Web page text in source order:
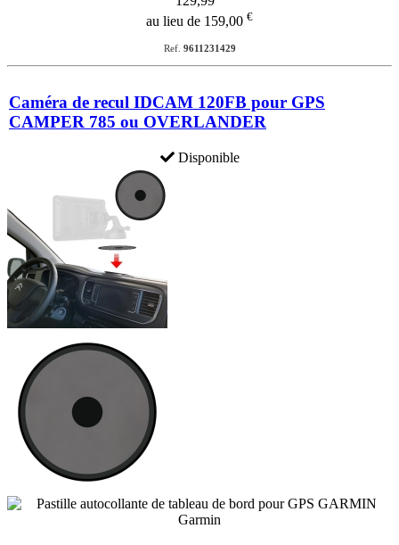
au lieu de 159,00 €
Ref. 9611231429
Caméra de recul IDCAM 120FB pour GPS
CAMPER 785 ou OVERLANDER
Disponible